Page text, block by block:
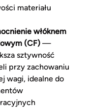
materiału
włóknem
(CF)—
sztywność
przy zachowaniu
wagi, idealne do